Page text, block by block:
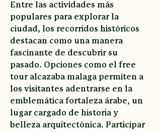
Entre las actividades más
populares para explorar la
ciudad, los recorridos históricos
destacan como una manera
fascinante de descubrir su
pasado. Opciones como el free
tour alcazaba malaga permiten a
los visitantes adentrarse en la
emblemática fortaleza árabe, un
lugar cargado de historia y
belleza arquitectónica. Participar